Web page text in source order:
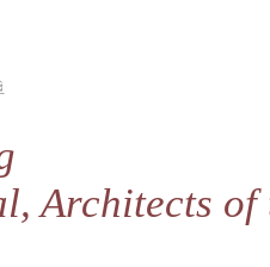
Architects of